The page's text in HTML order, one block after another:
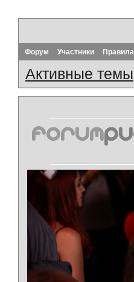
Форум Участники Правила
Активные темы